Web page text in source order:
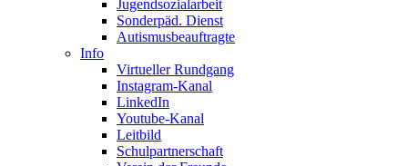
Jugendsozialarbeit
Sonderpäd. Dienst
Autismusbeauftragte
Info
Virtueller Rundgang
Instagram-Kanal
LinkedIn
Youtube-Kanal
Leitbild
Schulpartnerschaft